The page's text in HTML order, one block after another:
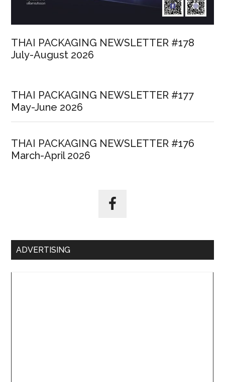
THAI PACKAGING NEWSLETTER #178
July-August 2026
THAI PACKAGING NEWSLETTER #177
May-June 2026
THAI PACKAGING NEWSLETTER #176
March-April 2026
ADVERTISING